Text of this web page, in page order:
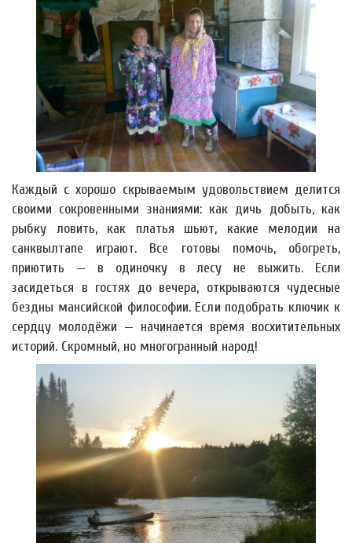
Каждый с хорошо скрываемым удовольствием делится
своими сокровенными знаниями: как дичь добыть, как
рыбку ловить, как платья шьют, какие мелодии на
санквылтапе играют. Все готовы помочь, обогреть,
приютить — в одиночку в лесу не выжить. Если
засидеться в гостях до вечера, открываются чудесные
бездны мансийской философии. Если подобрать ключик к
сердцу молодёжи — начинается время восхитительных
историй. Скромный, но многогранный народ!